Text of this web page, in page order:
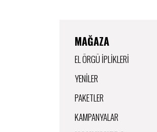
MAĞAZA
EL ÖRGÜ İPLİKLERİ
YENİLER
PAKETLER
KAMPANYALAR